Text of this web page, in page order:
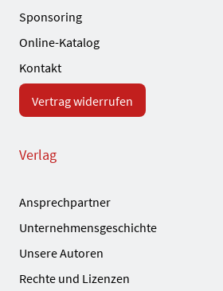
Sponsoring
Online-Katalog
Kontakt
Vertrag widerrufen
Verlag
Ansprechpartner
Unternehmensgeschichte
Unsere Autoren
Rechte und Lizenzen